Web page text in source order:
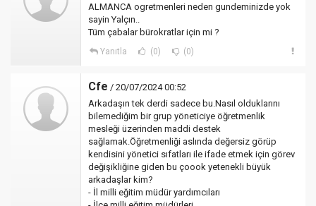
ALMANCA ogretmenleri neden gundeminizde yok
sayin Yalçın..
Tüm çabalar bürokratlar için mi ?
Yanıtla (0) (0)
Cfe / 20/07/2024 00:52
Arkadaşın tek derdi sadece bu.Nasıl olduklarını
bilemediğim bir grup yöneticiye öğretmenlik
mesleği üzerinden maddi destek
sağlamak.Öğretmenliği aslında değersiz görüp
kendisini yönetici sıfatları ile ifade etmek için görev
değişikliğine giden bu çoook yetenekli büyük
arkadaşlar kim?
- İl milli eğitim müdür yardımcıları